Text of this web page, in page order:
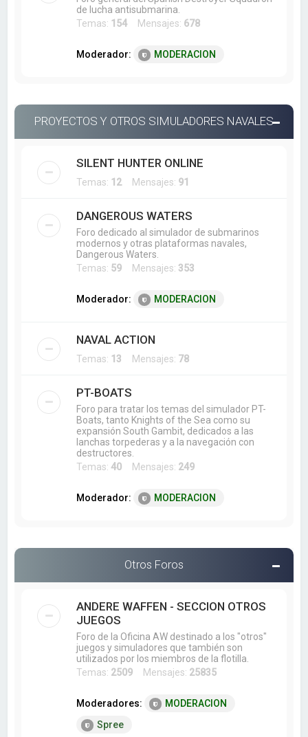
de lucha antisubmarina.
Temas: 154 Mensajes: 678
Moderador: MODERACION
PROYECTOS Y OTROS SIMULADORES NAVALES
SILENT HUNTER ONLINE
Temas: 12Mensajes: 91
DANGEROUS WATERS
Foro dedicado al simulador de submarinos
modernos y otras plataformas navales,
Dangerous Waters.
Temas: 59 Mensajes: 353
Moderador: MODERACION
NAVAL ACTION
Temas: 13 Mensajes: 78
PT-BOATS
Foro para tratar los temas del simulador PT-
Boats, tanto Knights of the Sea como su
expansión South Gambit, dedicados a las
lanchas torpederas y a la navegación con
destructores.
Temas:40 Mensajes: 249
Moderador: MODERACION
Otros Foros
ANDERE WAFFEN - SECCION OTROS
JUEGOS
Foro de la Oficina AW destinado a los "otros"
juegos y simuladores que también son
utilizados por los miembros de la flotilla.
Temas: 2509 Mensajes: 25835
Moderadores:
MODERACION
Spree